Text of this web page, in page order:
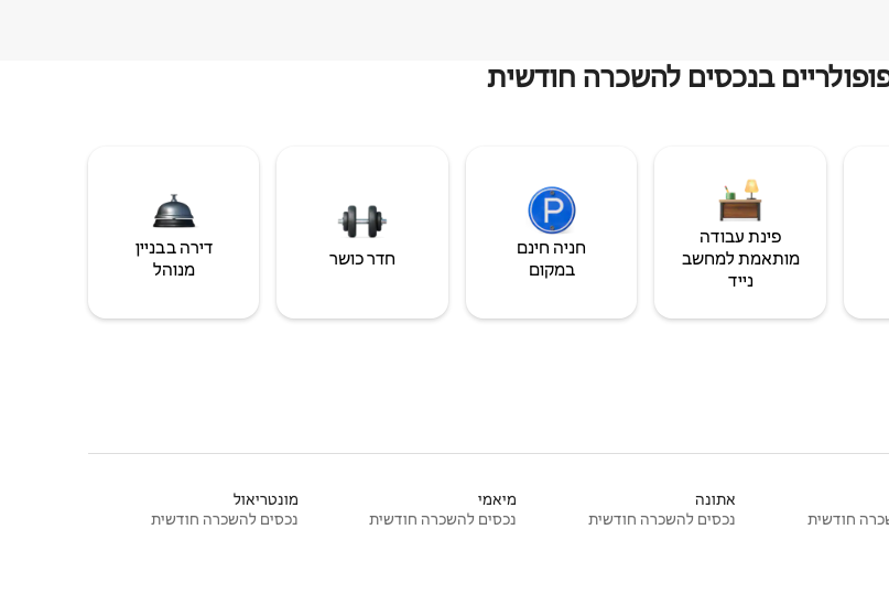
בנכסים להשכרה חודשית
פינת עבודה
מותאמת למחשב
נייד
חניה חינם
במקום
חדר כושר
דירה בבניין
מנוהל
חודשית
אתונה
נכסים להשכרה חודשית
מיאמי
נכסים להשכרה חודשית
מונטריאול
נכסים להשכרה חודשית